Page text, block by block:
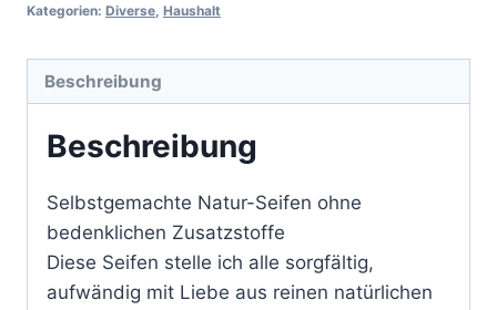
ohne
Menge
Kategorien: Diverse Haushalt
Beschreibung
Beschreibung
Selbstgemachte Natur-Seifen ohne
bedenklichen Zusatzstoffe
Diese Seifen stelle ich alle sorgfältig,
aufwändig mit Liebe aus reinen natürlichen